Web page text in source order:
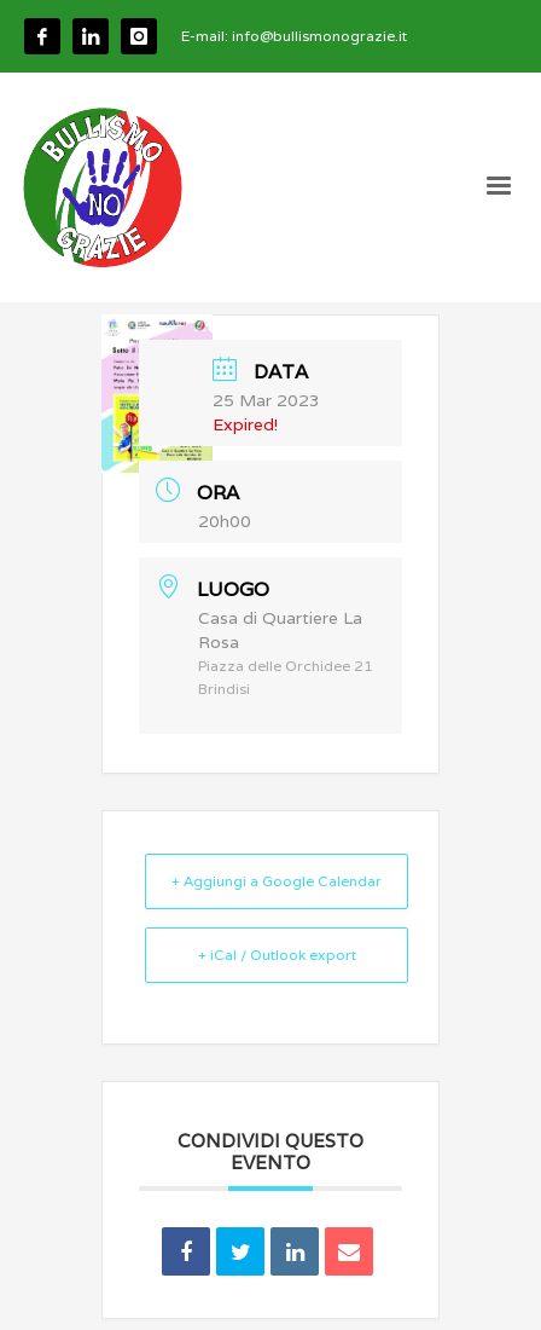
E-mail: info@bullismonograzie.it
DATA
25 Mar 2023
Expired!
ORA
20h00
LUOGO
Casa di Quartiere La
Rosa
Piazza delle Orchidee 21
Brindisi
+ Aggiungi a Google Calendar
+ iCal / Outlook export
CONDIVIDI QUESTO
EVENTO